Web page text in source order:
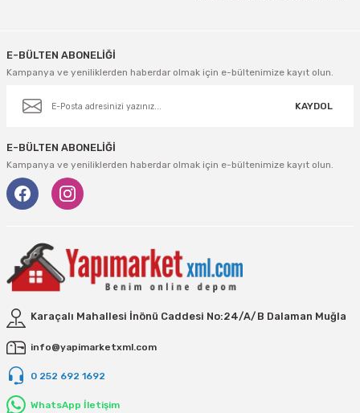
E-BÜLTEN ABONELİĞİ
Kampanya ve yeniliklerden haberdar olmak için e-bültenimize kayıt olun.
KAYDOL
E-BÜLTEN ABONELİĞİ
Kampanya ve yeniliklerden haberdar olmak için e-bültenimize kayıt olun.
Karaçalı Mahallesi İnönü Caddesi No:24/A/B Dalaman Muğla
info@yapimarketxml.com
0 252 692 1692
WhatsApp İletişim